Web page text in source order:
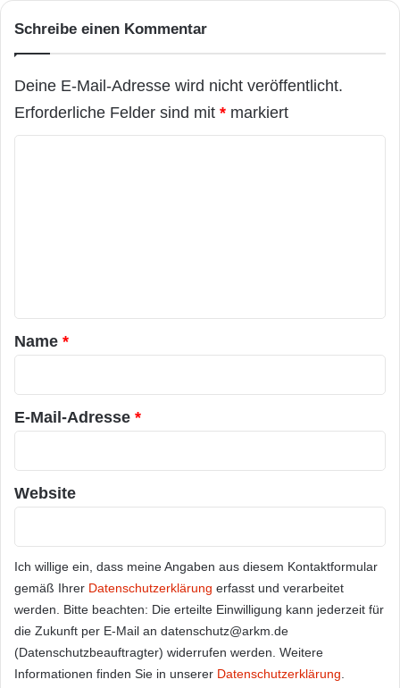
Schreibe einen Kommentar
Deine E-Mail-Adresse wird nicht veröffentlicht.
Erforderliche Felder sind mit * markiert
a
r
*
Name *
E-Mail-Adresse *
Website
Ich willige ein, dass meine Angaben aus diesem Kontaktformular
gemäß Ihrer Datenschutzerklärung erfasst und verarbeitet
werden. Bitte beachten: Die erteilte Einwilligung kann jederzeit für
die Zukunft per E-Mail an datenschutz@arkm.de
(Datenschutzbeauftragter) widerrufen werden. Weitere
Informationen finden Sie in unserer Datenschutzerklärung.